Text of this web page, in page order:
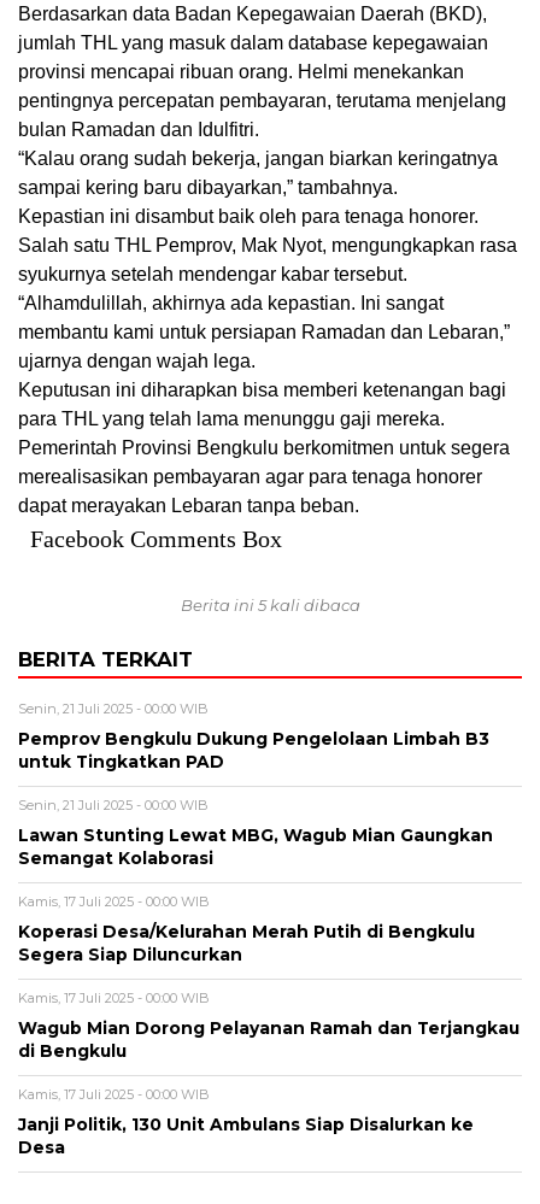
Berdasarkan data Badan Kepegawaian Daerah (BKD),
jumlah THL yang masuk dalam database kepegawaian
provinsi mencapai ribuan orang. Helmi menekankan
pentingnya percepatan pembayaran, terutama menjelang
bulan Ramadan dan Idulfitri.
“Kalau orang sudah bekerja, jangan biarkan keringatnya
sampai kering baru dibayarkan,” tambahnya.
Kepastian ini disambut baik oleh para tenaga honorer.
Salah satu THL Pemprov, Mak Nyot, mengungkapkan rasa
syukurnya setelah mendengar kabar tersebut.
“Alhamdulillah, akhirnya ada kepastian. Ini sangat
membantu kami untuk persiapan Ramadan dan Lebaran,”
ujarnya dengan wajah lega.
Keputusan ini diharapkan bisa memberi ketenangan bagi
para THL yang telah lama menunggu gaji mereka.
Pemerintah Provinsi Bengkulu berkomitmen untuk segera
merealisasikan pembayaran agar para tenaga honorer
dapat merayakan Lebaran tanpa beban.
Facebook Comments Box
Berita ini 5 kali dibaca
BERITA TERKAIT
Senin, 21 Juli 2025 - 00:00 WIB
Pemprov Bengkulu Dukung Pengelolaan Limbah B3
untuk Tingkatkan PAD
Senin, 21 Juli 2025 - 00:00 WIB
Lawan Stunting Lewat MBG, Wagub Mian Gaungkan
Semangat Kolaborasi
Kamis, 17 Juli 2025 - 00:00 WIB
Koperasi Desa/Kelurahan Merah Putih di Bengkulu
Segera Siap Diluncurkan
Kamis, 17 Juli 2025 - 00:00 WIB
Wagub Mian Dorong Pelayanan Ramah dan Terjangkau
di Bengkulu
Kamis, 17 Juli 2025 - 00:00 WIB
Janji Politik, 130 Unit Ambulans Siap Disalurkan ke
Desa